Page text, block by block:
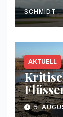
SCHMIDT
AKTUELL
5.